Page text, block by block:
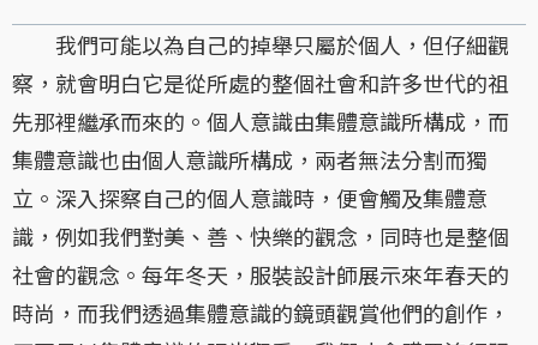
我們可能以為自己的掉舉只屬於個人，但仔細觀
察，就會明白它是從所處的整個社會和許多世代的祖
先那裡繼承而來的。個人意識由集體意識所構成，而
集體意識也由個人意識所構成，兩者無法分割而獨
立。深入探察自己的個人意識時，便會觸及集體意
識，例如我們對美、善、快樂的觀念，同時也是整個
社會的觀念。每年冬天，服裝設計師展示來年春天的
時尚，而我們透過集體意識的鏡頭觀賞他們的創作，